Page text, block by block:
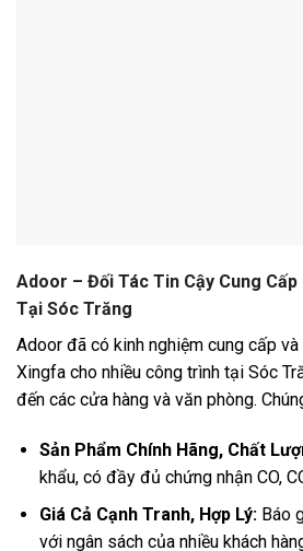
Adoor – Đối Tác Tin Cậy Cung
Tại Sóc Trăng
Adoor đã có kinh nghiệm cung cấp
Xingfa cho nhiều công trình tại Sóc
đến các cửa hàng và văn phòng.
Sản Phẩm Chính Hãng, Chất
khẩu, có đầy đủ chứng nhận CO,
Giá Cả Cạnh Tranh, Hợp Lý:Báo
với ngân sách của nhiều khách